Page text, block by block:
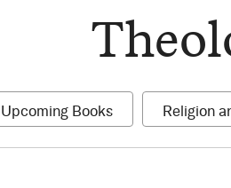
Upcoming Books
item
Religion